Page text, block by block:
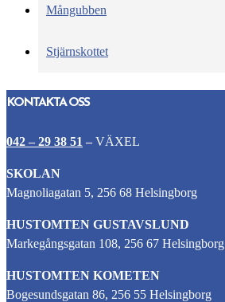
Mångubben
Stjärnskottet
KONTAKTA OSS
042 – 29 38 51 – VÄXEL
SKOLAN
Magnoliagatan 5, 256 68 Helsingborg
HUSTOMTEN GUSTAVSLUND
Markegångsgatan 108, 256 67 Helsingborg
HUSTOMTEN KOMETEN
Bogesundsgatan 86, 256 55 Helsingborg